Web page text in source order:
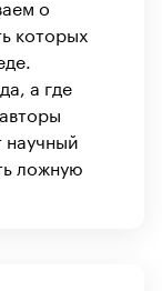
о
которых
а где
научный
ложную